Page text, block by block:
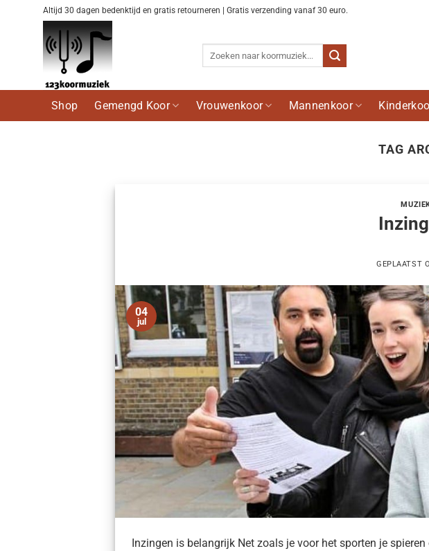
Altijd 30 dagen bedenktijd en gratis retourneren | Gratis verzending vanaf 30 euro.
Shop Gemengd Koor Vrouwenkoor Mannenkoor
TAG
GEPLAATST
04
jul
Inzingen is belangrijk Net zoals je voor het sporten je